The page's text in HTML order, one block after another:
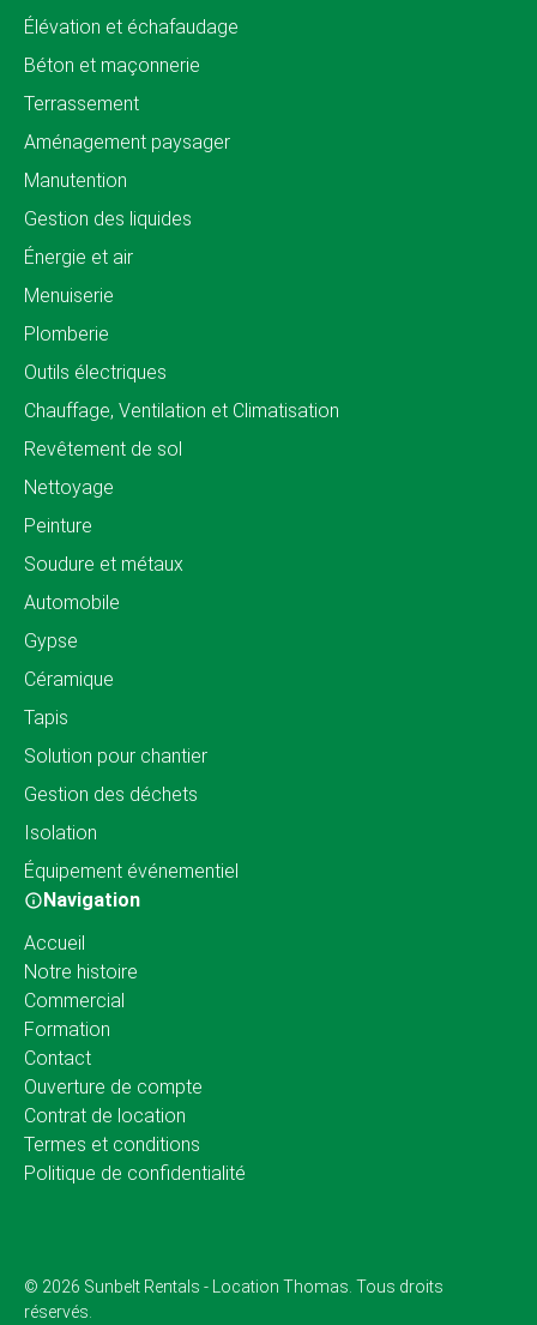
Élévation et échafaudage
Béton et maçonnerie
Terrassement
Aménagement paysager
Manutention
Gestion des liquides
Énergie et air
Menuiserie
Plomberie
Outils électriques
Chauffage, Ventilation et Climatisation
Revêtement de sol
Nettoyage
Peinture
Soudure et métaux
Automobile
Gypse
Céramique
Tapis
Solution pour chantier
Gestion des déchets
Isolation
Équipement événementiel
Navigation
Accueil
Notre histoire
Commercial
Formation
Contact
Ouverture de compte
Contrat de location
Termes et conditions
Politique de confidentialité
© 2026 Sunbelt Rentals - Location Thomas. Tous droits
réservés.